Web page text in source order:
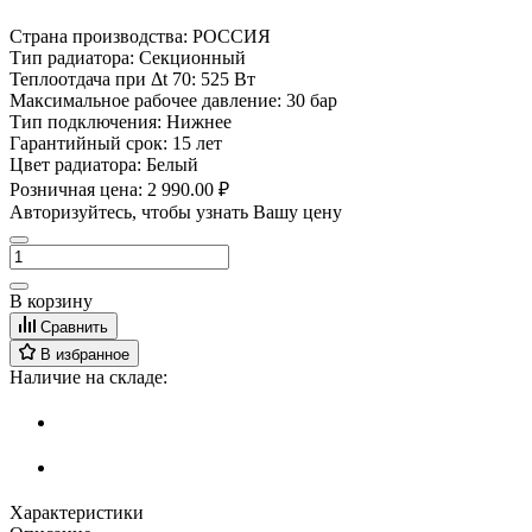
Страна производства: РОССИЯ
Тип радиатора: Секционный
Теплоотдача при Δt 70: 525 Вт
Максимальное рабочее давление: 30 бар
Тип подключения: Нижнее
Гарантийный срок: 15 лет
Цвет радиатора: Белый
Розничная цена: 2 990.00 ₽
Авторизуйтесь, чтобы узнать Вашу цену
В корзину
Сравнить
В избранное
Наличие на складе:
Характеристики